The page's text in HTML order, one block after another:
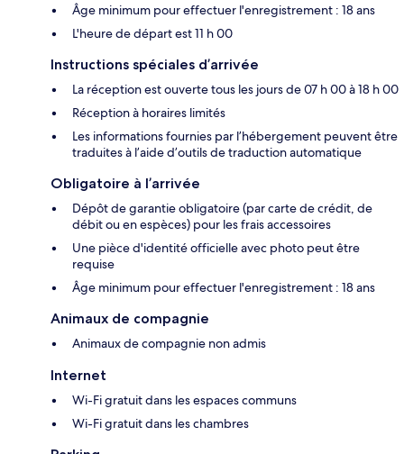
Âge minimum pour effectuer l'enregistrement : 18 ans
L'heure de départ est 11 h 00
Instructions spéciales d’arrivée
La réception est ouverte tous les jours de 07 h 00 à 18 h 00
Réception à horaires limités
Les informations fournies par l’hébergement peuvent être
traduites à l’aide d’outils de traduction automatique
Obligatoire à l’arrivée
Dépôt de garantie obligatoire (par carte de crédit, de
débit ou en espèces) pour les frais accessoires
Une pièce d'identité officielle avec photo peut être
requise
Âge minimum pour effectuer l'enregistrement : 18 ans
Animaux de compagnie
Animaux de compagnie non admis
Internet
Wi-Fi gratuit dans les espaces communs
Wi-Fi gratuit dans les chambres